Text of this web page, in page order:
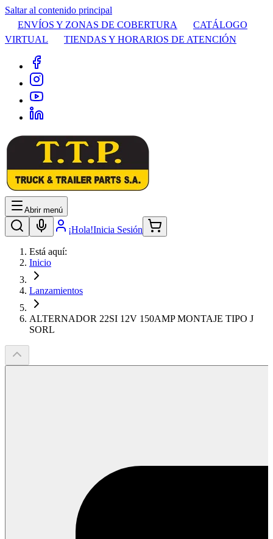
Saltar al contenido principal
ENVÍOS Y ZONAS DE COBERTURA
CATÁLOGO
VIRTUAL
TIENDAS Y HORARIOS DE ATENCIÓN
Abrir menú
¡Hola!Inicia Sesión
Está aquí:
Inicio
Lanzamientos
ALTERNADOR 22SI 12V 150AMP MONTAJE TIPO J
SORL